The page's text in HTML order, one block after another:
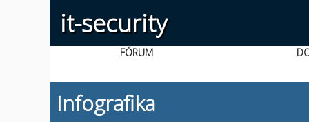
it-security
FÓRUM
Infografika